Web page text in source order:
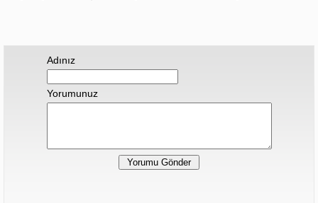
Adınız
Yorumunuz